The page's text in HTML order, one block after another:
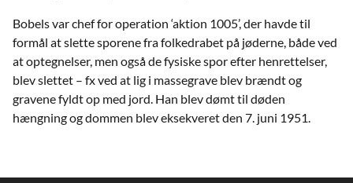
Bobels var chef for operation ‘aktion 1005’, der havde til
formål at slette sporene fra folkedrabet på jøderne, både ved
at optegnelser, men også de fysiske spor efter henrettelser,
blev slettet – fx ved at lig i massegrave blev brændt og
gravene fyldt op med jord. Han blev dømt til døden
hængning og dommen blev eksekveret den 7. juni 1951.